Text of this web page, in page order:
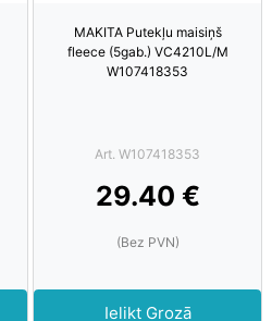
MAKITA Putekļu maisiņš
fleece (5gab.) VC4210L/M
W107418353
Art. W107418353
29.40 €
(Bez PVN)
Ielikt Grozā